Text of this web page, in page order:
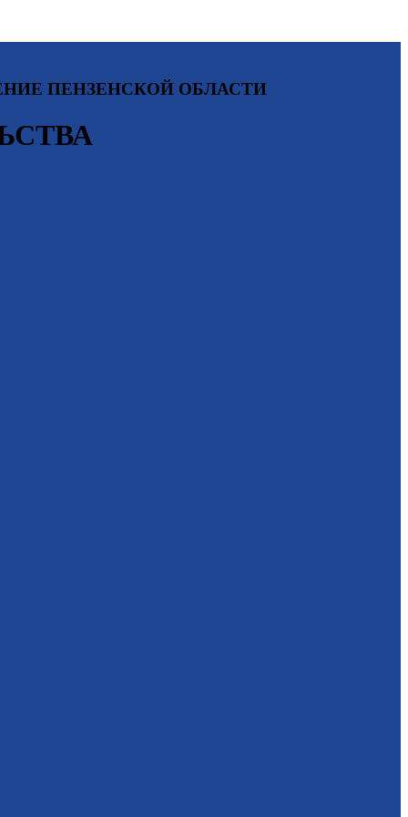
ПЕНЗЕНСКОЙ ОБЛАСТИ